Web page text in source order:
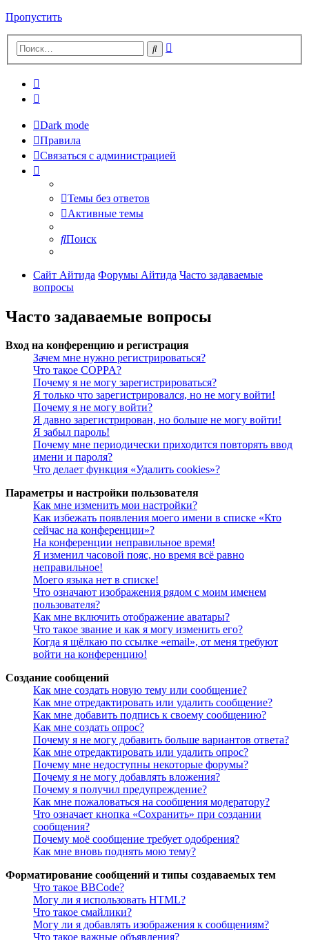
Пропустить
Поиск
Dark mode
Правила
Связаться с администрацией
Темы без ответов
Активные темы
Поиск
Сайт Айтида Форумы Айтида Часто задаваемые
вопросы
Часто задаваемые вопросы
Вход на конференцию и регистрация
Зачем мне нужно регистрироваться?
Что такое COPPA?
Почему я не могу зарегистрироваться?
Я только что зарегистрировался, но не могу войти!
Почему я не могу войти?
Я давно зарегистрирован, но больше не могу войти!
Я забыл пароль!
Почему мне периодически приходится повторять ввод
имени и пароля?
Что делает функция «Удалить cookies»?
Параметры и настройки пользователя
Как мне изменить мои настройки?
Как избежать появления моего имени в списке «Кто
сейчас на конференции»?
На конференции неправильное время!
Я изменил часовой пояс, но время всё равно
неправильное!
Моего языка нет в списке!
Что означают изображения рядом с моим именем
пользователя?
Как мне включить отображение аватары?
Что такое звание и как я могу изменить его?
Когда я щёлкаю по ссылке «email», от меня требуют
войти на конференцию!
Создание сообщений
Как мне создать новую тему или сообщение?
Как мне отредактировать или удалить сообщение?
Как мне добавить подпись к своему сообщению?
Как мне создать опрос?
Почему я не могу добавить больше вариантов ответа?
Как мне отредактировать или удалить опрос?
Почему мне недоступны некоторые форумы?
Почему я не могу добавлять вложения?
Почему я получил предупреждение?
Как мне пожаловаться на сообщения модератору?
Что означает кнопка «Сохранить» при создании
сообщения?
Почему моё сообщение требует одобрения?
Как мне вновь поднять мою тему?
Форматирование сообщений и типы создаваемых тем
Что такое BBCode?
Могу ли я использовать HTML?
Что такое смайлики?
Могу ли я добавлять изображения к сообщениям?
Что такое важные объявления?